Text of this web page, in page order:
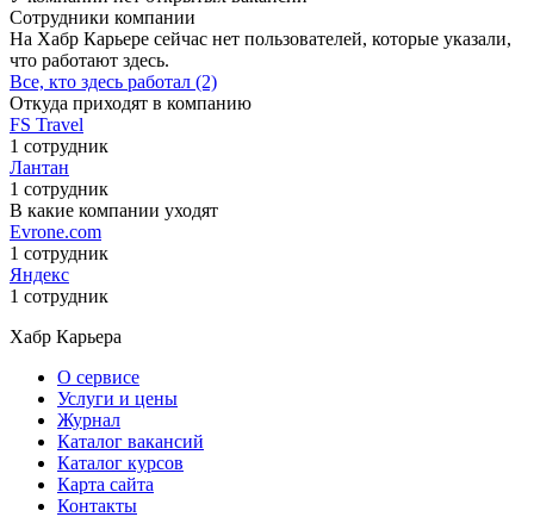
Сотрудники компании
На Хабр Карьере сейчас нет пользователей, которые указали,
что работают здесь.
Все, кто здесь работал (2)
Откуда приходят в компанию
FS Travel
1 сотрудник
Лантан
1 сотрудник
В какие компании уходят
Evrone.com
1 сотрудник
Яндекс
1 сотрудник
Хабр Карьера
О сервисе
Услуги и цены
Журнал
Каталог вакансий
Каталог курсов
Карта сайта
Контакты